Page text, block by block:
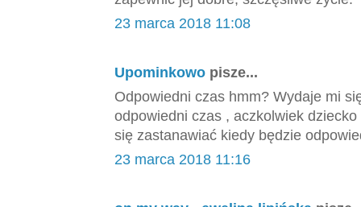
23 marca 2018 11:08
Upominkowo pisze...
Odpowiedni czas hmm? Wydaje mi
odpowiedni czas , aczkolwiek
się zastanawiać kiedy będzie
23 marca 2018 11:16